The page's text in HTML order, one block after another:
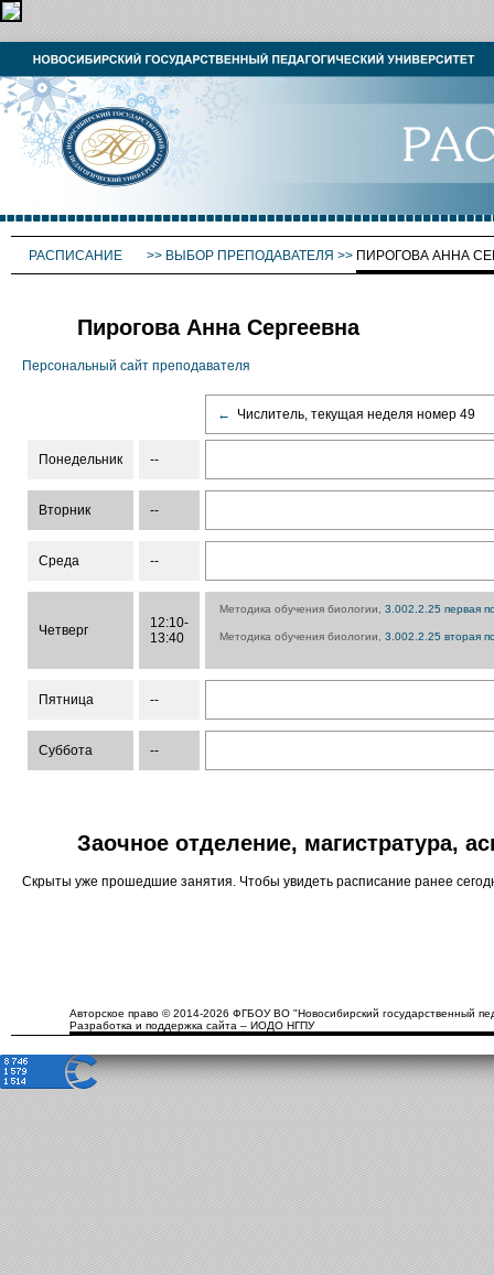
РАСПИСАНИЕ >> ВЫБОР ПРЕПОДАВАТЕЛЯ >> ПИРОГОВА АННА
Пирогова Анна Сергеевна
Персональный сайт преподавателя
← Числитель, текущая неделя номер 49
Понедельник --
Вторник --
Среда --
Четверг
12:10-
13:40
Методика обучения биологии, 3.002.2.25 первая
Методика обучения биологии, 3.002.2.25 вторая
Пятница --
Суббота --
Заочное отделение, магистратура,
Скрыты уже прошедшие занятия. Чтобы увидеть расписание ранее
Авторское право © 2014-2026 ФГБОУ ВО "Новосибирский государственный
Разработка и поддержка сайта – ИОДО НГПУ